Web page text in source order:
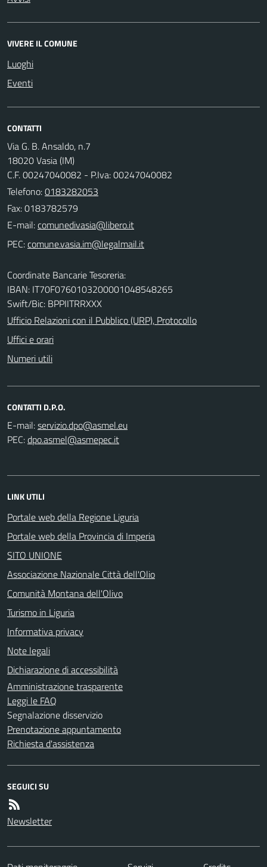
VIVERE IL COMUNE
Luoghi
Eventi
CONTATTI
Via G. B. Ansaldo, n.7
18020 Vasia (IM)
C.F. 00247040082 - P.Iva: 00247040082
Telefono:0183282053
Fax: 0183782579
E-mail:
PEC:
Coordinate Bancarie Tesoreria:
IBAN: IT70F0760103200001048548265
Swift/Bic: BPPIITRRXXX
Ufficio Relazioni con il Pubblico (URP), Protocollo
Uffici e orari
Numeri utili
CONTATTI D.P.O.
E-mail:
PEC:
LINK UTILI
Portale web della Regione Liguria
Portale web della Provincia di Imperia
SITO UNIONE
Associazione Nazionale Città dell'Olio
Comunità Montana dell'Olivo
Turismo in Liguria
Informativa privacy
Note legali
Dichiarazione di accessibilità
Amministrazione trasparente
Leggi le FAQ
Segnalazione disservizio
Prenotazione appuntamento
Richiesta d'assistenza
SEGUICI SU
Newsletter